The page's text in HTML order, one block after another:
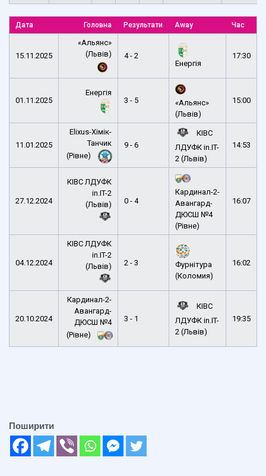
Дата Головна Результати Away Час
15.11.2025
«Альянс»
(Львів)
4 - 2
Енергія
17:30
01.11.2025
Енергія
3 - 5
«Альянс»
(Львів)
15:00
11.01.2025
Elixus-Хімік-
Танчик
(Рівне)
9 - 6
КІВС
ЛДУФК in.IT-
2 (Львів)
14:53
27.12.2024
КІВС ЛДУФК
in.IT-2
(Львів)
0 - 4
Кардинал-2-
Авангард-
ДЮСШ №4
(Рівне)
16:07
04.12.2024
КІВС ЛДУФК
in.IT-2
(Львів)
2 - 3
Фурнітура
(Коломия)
16:02
20.10.2024
Кардинал-2-
Авангард-
ДЮСШ №4
(Рівне)
3 - 1
КІВС
ЛДУФК in.IT-
2 (Львів)
19:35
Поширити